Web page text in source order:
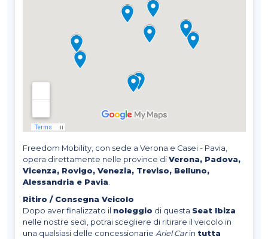
Freedom Mobility, con sede a Verona e Casei - Pavia,
opera direttamente nelle province di Verona, Padova,
Vicenza, Rovigo, Venezia, Treviso, Belluno,
Alessandria e Pavia
Ritiro / Consegna Veicolo
Dopo aver finalizzato il noleggio di questa Seat Ibiza
nelle nostre sedi, potrai scegliere di ritirare il veicolo in
una qualsiasi delle concessionarie Ariel Carin tutta